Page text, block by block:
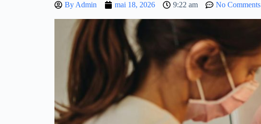
By Admin mai 18, 2026 9:22 am No Comments